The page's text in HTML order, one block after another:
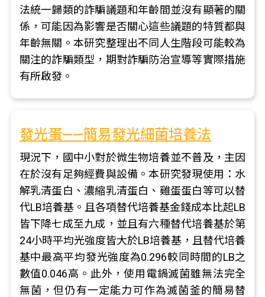
法統一歸類的詐騙議題和年齡間並沒有顯著的關
係，可能因為影響是否關心這些議題的特質都與
年齡無關。本研究整理出不同人生階段可能較為
關注的詐騙類型，期對詐騙防治宣導等實際措施
有所啟發。
發光蛋——簡易發光細菌培養法
現況下，國中小對於微生物培養並不普及，主因
在於沒有足夠經費與設備。本研究發現使用：水
解乳清蛋白、濃縮乳清蛋白、雞蛋蛋白等可以替
代LB培養基。且各項替代培養基金錢成本比起LB
皆下降七成至九成，並且有六種替代培養基於第
24小時平均光強度皆大於LB培養基，且替代培養
基中最高平均發光強度為0.296較同時間的LB之
數值0.046高。此外，使用電鍋滅菌雖無法完全
無菌，但仍有一定能力可作為滅菌釜的簡易替